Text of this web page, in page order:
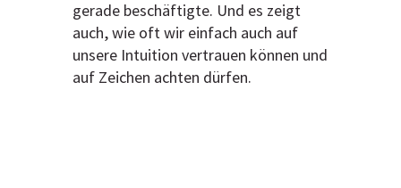
gerade beschäftigte. Und es zeigt
auch, wie oft wir einfach auch auf
unsere Intuition vertrauen können und
auf Zeichen achten dürfen.